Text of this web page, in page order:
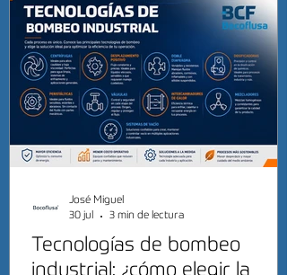
Tecnologías de bombeo
José Miguel
30 jul
3 min de lectura